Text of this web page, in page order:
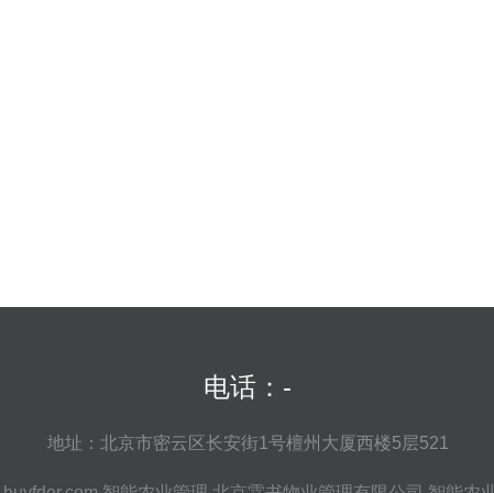
电话：-
地址：北京市密云区长安街1号檀州大厦西楼5层521